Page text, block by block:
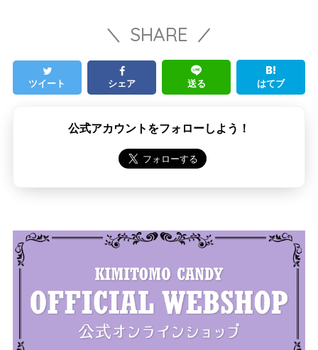
SHARE
ツイート シェア 送る はてブ
公式アカウントをフォローしよう！